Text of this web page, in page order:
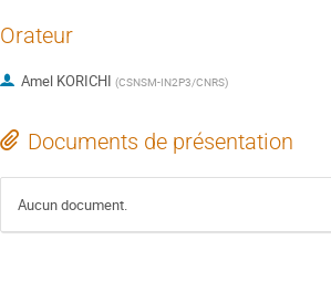
Orateur
Amel KORICHI (CSNSM-IN2P3/CNRS)
Documents de présentation
Aucun document.